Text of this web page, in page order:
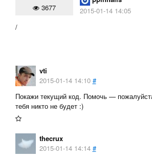
3677
2015-01-14 14:05
/
vti
2015-01-14 14:10 #
Покажи текущий код. Помочь —
тебя никто не будет :)
thecrux
2015-01-14 14:14 #